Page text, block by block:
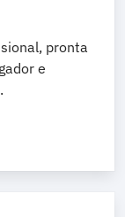
pronta
e